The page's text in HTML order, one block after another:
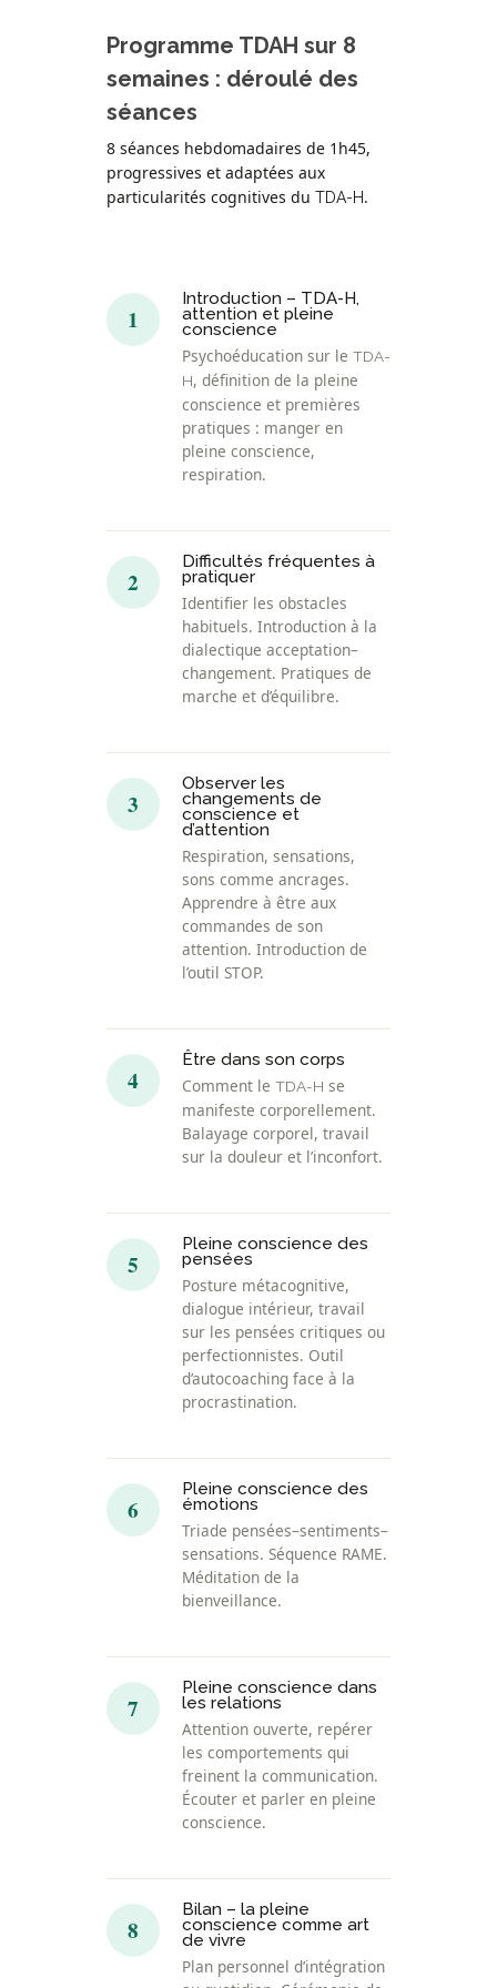
Programme TDAH sur 8
semaines : déroulé des
séances
8 séances hebdomadaires de 1h45,
progressives et adaptées aux
particularités cognitives du TDA-H.
1
Introduction – TDA-H,
attention et pleine
conscience
Psychoéducation sur le TDA-
H, définition de la pleine
conscience et premières
pratiques : manger en
pleine conscience,
respiration.
2
Difficultés fréquentes à
pratiquer
Identifier les obstacles
habituels. Introduction à la
dialectique acceptation–
changement. Pratiques de
marche et d’équilibre.
3
Observer les
changements de
conscience et
d’attention
Respiration, sensations,
sons comme ancrages.
Apprendre à être aux
commandes de son
attention. Introduction de
l’outil STOP.
4
Être dans son corps
Comment le TDA-H se
manifeste corporellement.
Balayage corporel, travail
sur la douleur et l’inconfort.
5
Pleine conscience des
pensées
Posture métacognitive,
dialogue intérieur, travail
sur les pensées critiques ou
perfectionnistes. Outil
d’autocoaching face à la
procrastination.
6
Pleine conscience des
émotions
Triade pensées–sentiments–
sensations. Séquence RAME.
Méditation de la
bienveillance.
7
Pleine conscience dans
les relations
Attention ouverte, repérer
les comportements qui
freinent la communication.
Écouter et parler en pleine
conscience.
8
Bilan – la pleine
conscience comme art
de vivre
Plan personnel d’intégration